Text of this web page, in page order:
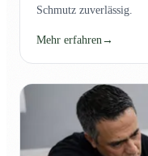
Schmutz zuverlässig.
Mehr erfahren →